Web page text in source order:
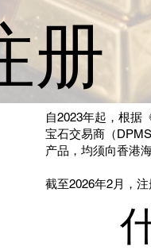
册
自2023年起，根据
宝石交易商（
产品，均须向香港
截至2026年2月，